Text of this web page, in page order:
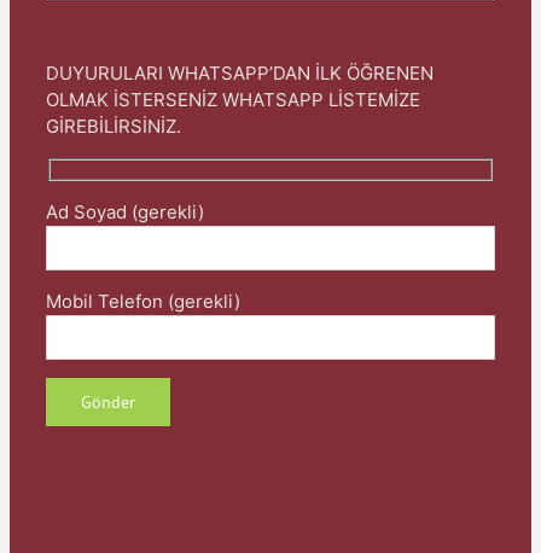
DUYURULARI WHATSAPP’DAN İLK ÖĞRENEN
OLMAK İSTERSENİZ WHATSAPP LİSTEMİZE
GİREBİLİRSİNİZ.
Ad Soyad (gerekli)
Mobil Telefon (gerekli)